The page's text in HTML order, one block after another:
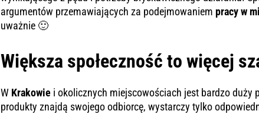
argumentów przemawiających za podejmowaniem pracy w
uważnie 🙂
Większa społeczność to więcej
W Krakowie i okolicznych miejscowościach jest bardzo duży
produkty znajdą swojego odbiorcę, wystarczy tylko